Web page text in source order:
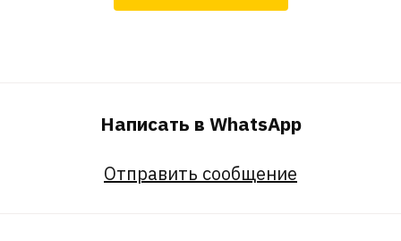
Написать в WhatsApp
Отправить сообщение